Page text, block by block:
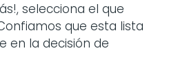
selecciona el que
que esta lista
en la decisión de